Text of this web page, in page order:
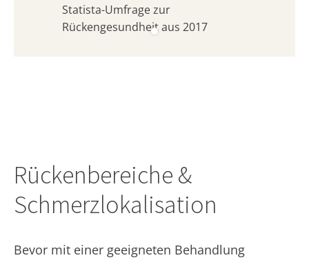
Statista-Umfrage zur
Rückengesundheit aus 2017
Rückenbereiche &
Schmerzlokalisation
Bevor mit einer geeigneten Behandlung